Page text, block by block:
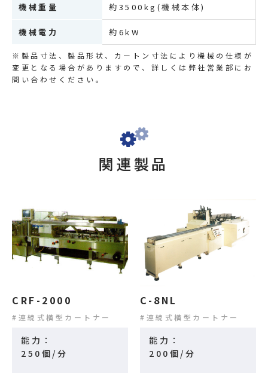
機械重量 約3500kg(機械本体)
機械電力 約6kW
※製品寸法、製品形状、カートン寸法により機械の仕様が
変更となる場合がありますので、詳しくは弊社営業部にお
問い合わせください。
関連製品
CRF-2000
連続式横型カートナー
能力：
250個/分
C-8NL
連続式横型カートナー
能力：
200個/分